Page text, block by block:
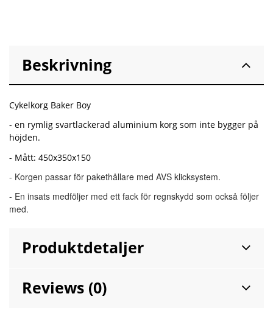
Beskrivning
Cykelkorg Baker Boy
- en rymlig svartlackerad aluminium korg som inte bygger på
höjden.
- Mått: 450x350x150
- Korgen passar för pakethållare med AVS klicksystem.
- En insats medföljer med ett fack för regnskydd som också följer
med.
Produktdetaljer
Reviews (0)